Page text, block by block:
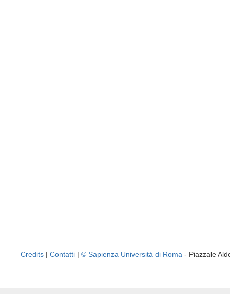
Credits | Contatti | © Sapienza Università di Roma - Piazzale